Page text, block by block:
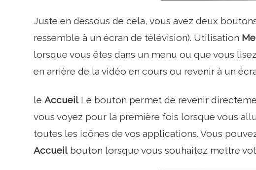
Juste en dessous de cela, vous avez deux
ressemble à un écran de télévision). Utilisation
lorsque vous êtes dans un menu ou que vous
en arrière de la vidéo en cours ou revenir à un
le AccueilLe bouton permet de revenir
vous voyez pour la première fois lorsque vous
toutes les icônes de vos applications. Vous
Accueilbouton lorsque vous souhaitez mettre